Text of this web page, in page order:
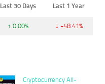
Last 30 Days Last 1 Year
↑ 0.00% ↓ -48.41%
Cryptocurrency All-